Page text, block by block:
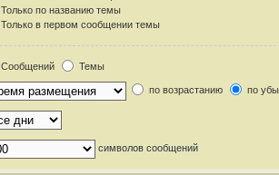
Только по названию темы
Только в первом сообщении темы
Сообщений
Темы
по возрастанию по
символов сообщений